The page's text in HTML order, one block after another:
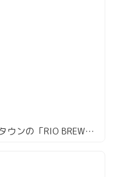
珠には外でテラスランチ、ミッドタウンの「RIO BREWING & CO BISTRO AND GARDEN」